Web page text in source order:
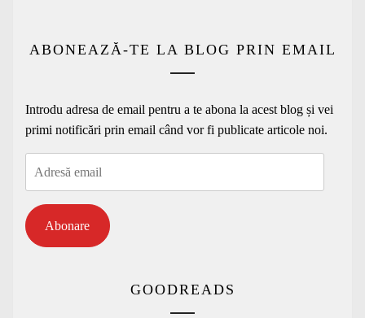
ABONEAZĂ-TE LA BLOG PRIN EMAIL
Introdu adresa de email pentru a te abona la acest blog și vei
primi notificări prin email când vor fi publicate articole noi.
Abonare
GOODREADS